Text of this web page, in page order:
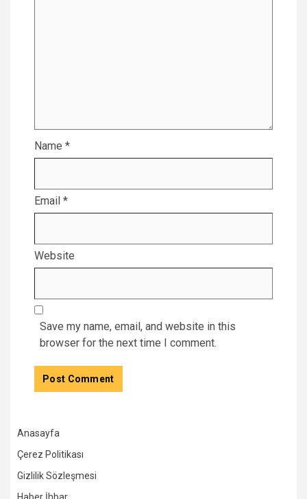
Name *
Email *
Website
Save my name, email, and website in this
browser for the next time I comment.
Anasayfa
Çerez Politikası
Gizlilik Sözleşmesi